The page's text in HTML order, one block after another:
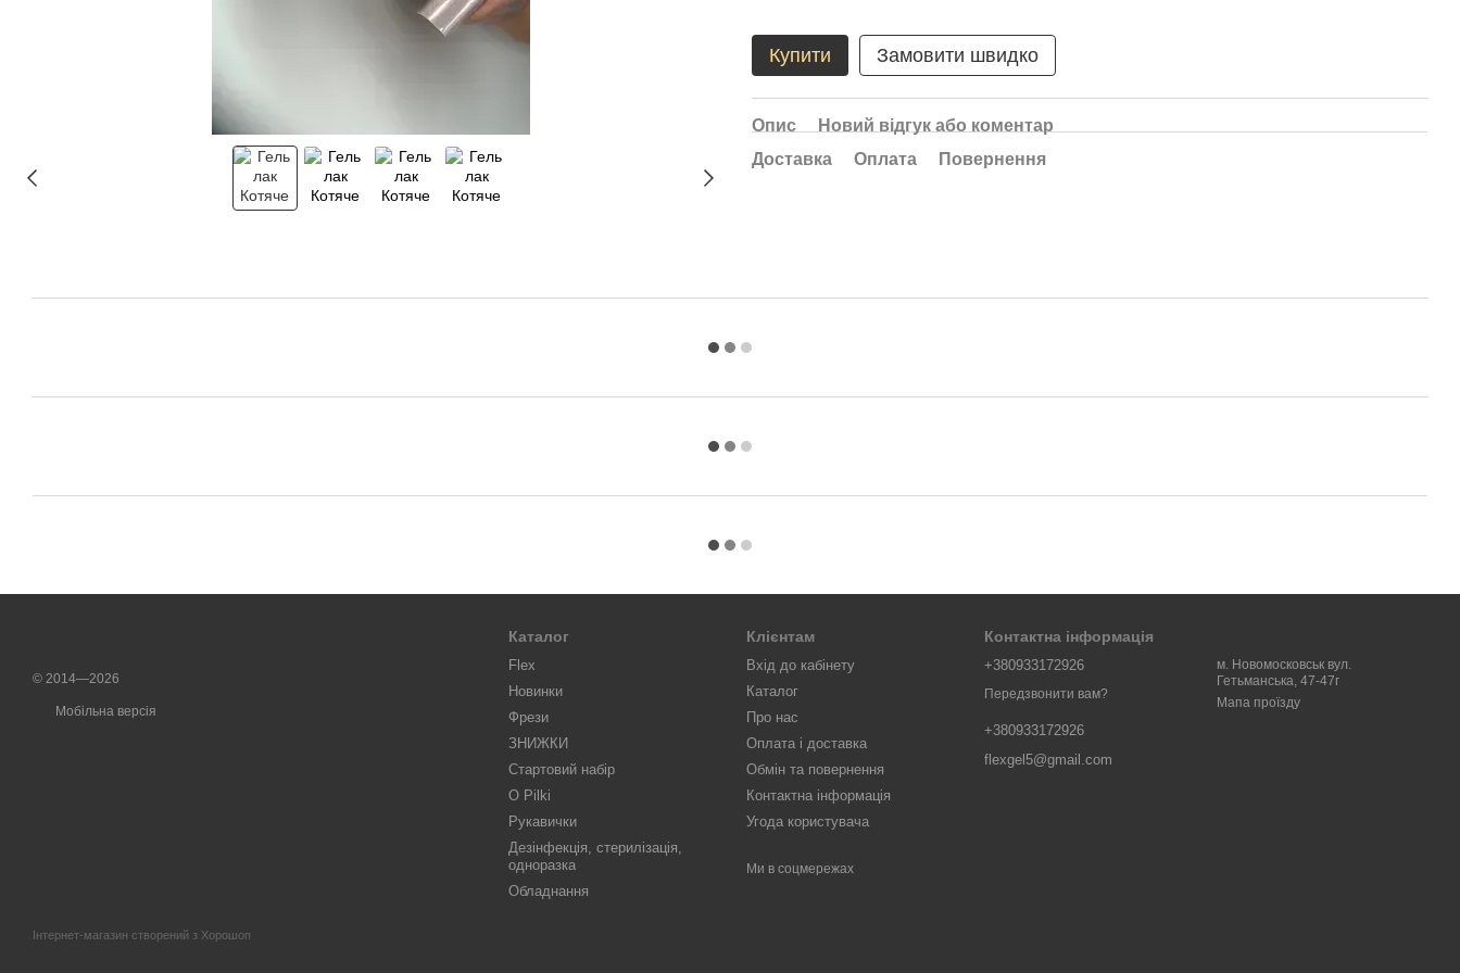
Купити Замовити швидко
Опис
Новий відгук або коментар
Доставка
Оплата Повернення
© 2014—2026
Мобільна версія
Інтернет-магазин створений з Хорошоп
Каталог
Flex
Новинки
Фрези
ЗНИЖКИ
Стартовий набір
O Pilki
Рукавички
Дезінфекція, стерилізація,
одноразка
Обладнання
Клієнтам
Вхід до кабінету
Каталог
Про нас
Оплата і доставка
Обмін та повернення
Контактна інформація
Угода користувача
Ми в соцмережах
Контактна інформація
+380933172926
Передзвонити вам?
+380933172926
flexgel5@gmail.com
м. Новомосковськ вул.
Гетьманська, 47-47г
Мапа проїзду